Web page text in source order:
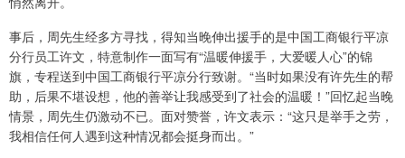
事后，周先生经多方寻找，得知当晚伸出援手的是中国工商银行平凉
分行员工许文，特意制作一面写有“温暖伸援手，大爱暖人心”的锦
旗，专程送到中国工商银行平凉分行致谢。“当时如果没有许先生的帮
助，后果不堪设想，他的善举让我感受到了社会的温暖！”回忆起当晚
情景，周先生仍激动不已。面对赞誉，许文表示：“这只是举手之劳，
我相信任何人遇到这种情况都会挺身而出。”